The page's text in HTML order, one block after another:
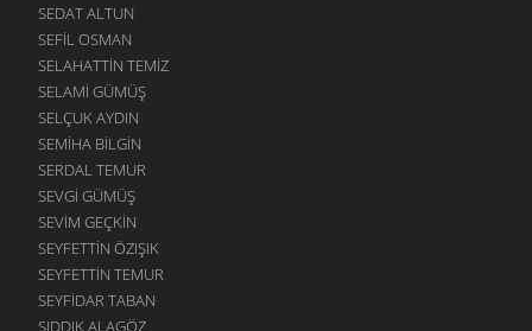
SEDAT ALTUN
SEFIL OSMAN
SELAHATTIN TEMIZ
SELAMI GÜMÜŞ
SELÇUK AYDIN
SEMIHA BILGIN
SERDAL TEMUR
SEVGI GÜMÜŞ
SEVIM GEÇKIN
SEYFETTIN ÖZIŞIK
SEYFETTIN TEMUR
SEYFIDAR TABAN
SIDDIK ALAGÖZ